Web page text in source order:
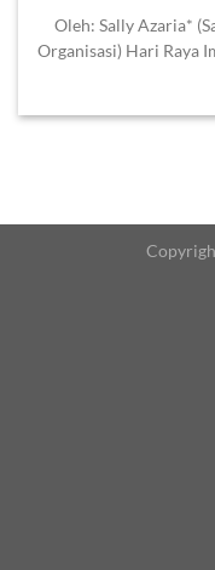
Oleh: Sally Azaria*
Organisasi) Hari Raya